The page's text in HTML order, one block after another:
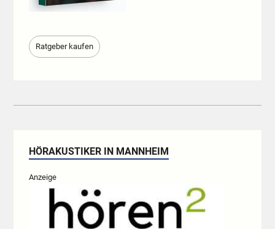
Ratgeber kaufen
HÖRAKUSTIKER IN MANNHEIM
Anzeige